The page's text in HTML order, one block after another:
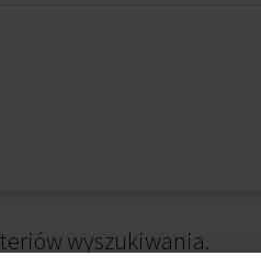
wyszukiwania.